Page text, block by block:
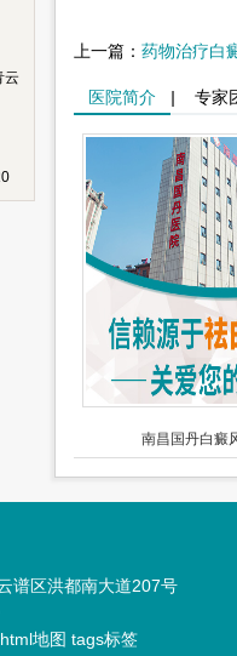
云
上一篇： 药物治疗白
医院简介 | 专家
南昌国丹白癜
谱区洪都南大道207号
html地图 tags标签